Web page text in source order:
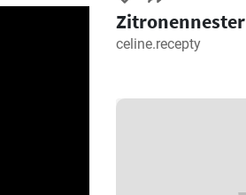
Zitronennester
celine.recepty